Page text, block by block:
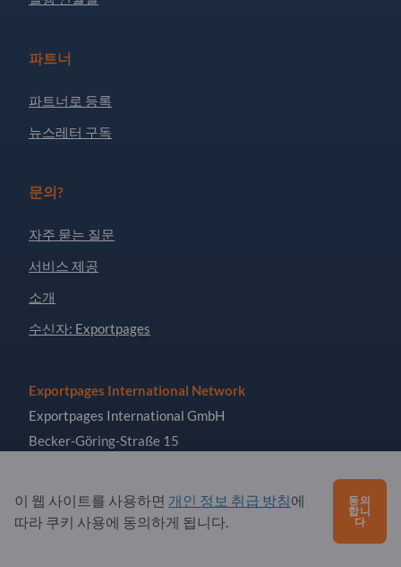
파트너
파트너로 등록
뉴스레터 구독
문의?
자주 묻는 질문
서비스 제공
소개
수신자: Exportpages
Exportpages International Network
Exportpages International GmbH
Becker-Göring-Straße 15
이 웹 사이트를 사용하면 개인 정보 취급 방침에
따라 쿠키 사용에 동의하게 됩니다.
동의
합니
다